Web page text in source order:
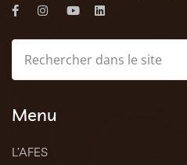
Menu
L’AFES